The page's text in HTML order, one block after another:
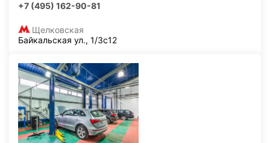
+7 (495) 162-90-81
Щелковская
Байкальская ул., 1/3с12